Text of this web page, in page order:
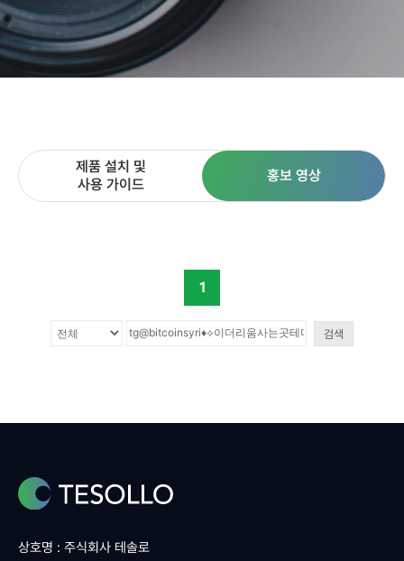
제품 설치 및
사용 가이드
홍보 영상
1
검색
상호명 : 주식회사 테솔로